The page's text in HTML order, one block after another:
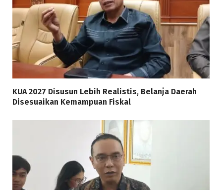
KUA 2027 Disusun Lebih Realistis, Belanja Daerah
Disesuaikan Kemampuan Fiskal